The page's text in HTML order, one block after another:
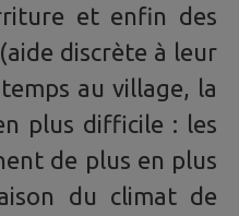
et enfin des
discrète à leur
au village, la
plus difficile : les
de plus en plus
du climat de